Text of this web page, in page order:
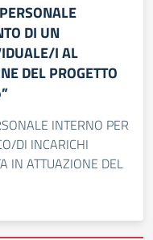
DI UN
I AL
DEL PROGETTO
INTERNO PER
DI INCARICHI
IN ATTUAZIONE DEL